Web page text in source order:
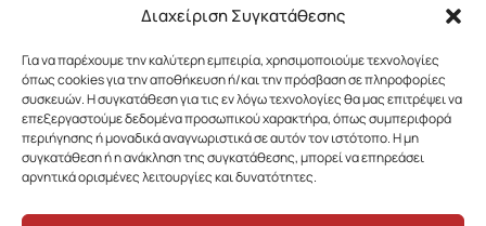
Διαχείριση Συγκατάθεσης
Για να παρέχουμε την καλύτερη εμπειρία, χρησιμοποιούμε τεχνολογίες
όπως cookies για την αποθήκευση ή/και την πρόσβαση σε πληροφορίες
συσκευών. Η συγκατάθεση για τις εν λόγω τεχνολογίες θα μας επιτρέψει να
επεξεργαστούμε δεδομένα προσωπικού χαρακτήρα, όπως συμπεριφορά
περιήγησης ή μοναδικά αναγνωριστικά σε αυτόν τον ιστότοπο. Η μη
συγκατάθεση ή η ανάκληση της συγκατάθεσης, μπορεί να επηρεάσει
αρνητικά ορισμένες λειτουργίες και δυνατότητες.
Χρηματοδοτικού Μηχανισμού του ΕΟΧ για την Ελλάδα,
Προγράμματος ήταν το Ίδρυμα Μποδοσάκη.
Στόχος του Προγράμματος ήταν η ενδυνάμωση της κοινωνίας
των πολιτών στη χώρα μας και η ενίσχυση της κοινωνικής
δικαιοσύνης, της δημοκρατίας και της βιώσιμης ανάπτυξης.